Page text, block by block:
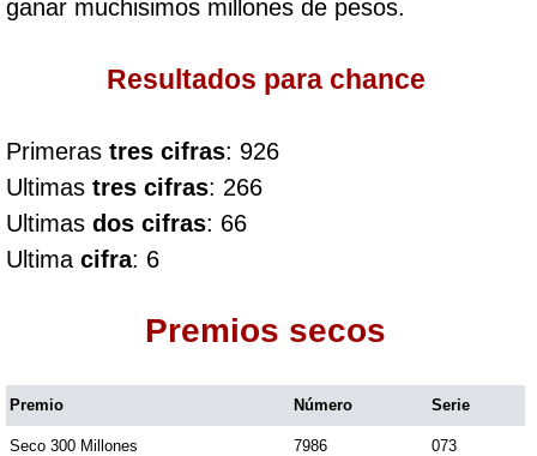
Culona día
Culona noche
Dorado Mañana
ganar muchisimos millones de pesos.
Resultados para chance
Primeras tres cifras: 926
Ultimas tres cifras: 266
Ultimas dos cifras: 66
Ultima cifra: 6
Premios secos
Premio Número Serie
Seco 300 Millones 7986 073